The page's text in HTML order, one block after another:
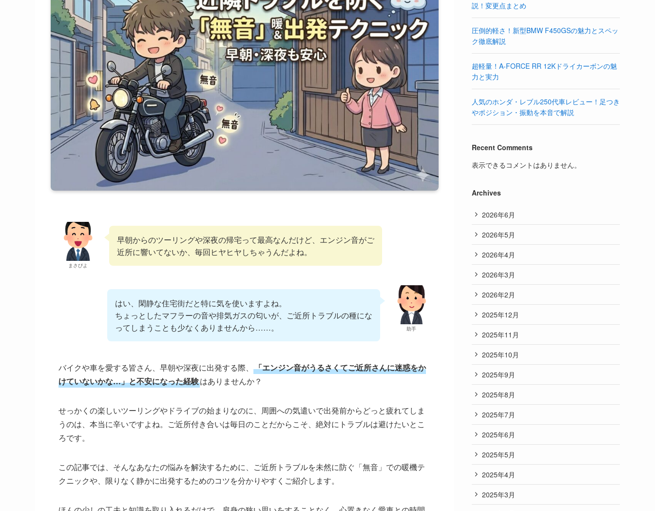
まさぴよ
早朝からのツーリングや深夜の帰宅って最高なんだけど、エンジン音がご
近所に響いてないか、毎回ヒヤヒヤしちゃうんだよね。
助手
はい、閑静な住宅街だと特に気を使いますよね。
ちょっとしたマフラーの音や排気ガスの匂いが、ご近所トラブルの種にな
ってしまうことも少なくありませんから……。
バイクや車を愛する皆さん、早朝や深夜に出発する際、 「エンジン音がうるさくてご近所さんに迷惑をか
けていないかな…」と不安になった経験はありませんか？
せっかくの楽しいツーリングやドライブの始まりなのに、周囲への気遣いで出発前からどっと疲れてしま
うのは、本当に辛いですよね。ご近所付き合いは毎日のことだからこそ、絶対にトラブルは避けたいとこ
ろです。
この記事では、そんなあなたの悩みを解決するために、ご近所トラブルを未然に防ぐ「無音」での暖機テ
クニックや、限りなく静かに出発するためのコツを分かりやすくご紹介します。
説！変更点まとめ
圧倒的軽さ！新型BMW F450GSの魅力とスペッ
ク徹底解説
超軽量！A-FORCE RR 12Kドライカーボンの魅
力と実力
人気のホンダ・レブル250代車レビュー！足つき
やポジション・振動を本音で解説
Recent Comments
表示できるコメントはありません。
Archives
2026年6月
2026年5月
2026年4月
2026年3月
2026年2月
2025年12月
2025年11月
2025年10月
2025年9月
2025年8月
2025年7月
2025年6月
2025年5月
2025年4月
2025年3月